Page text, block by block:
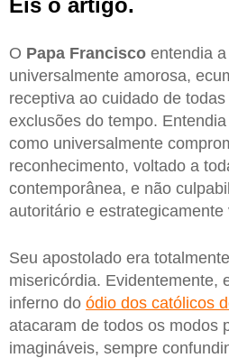
Eis o artigo.
O Papa Francisco entendia
universalmente amorosa,
receptiva ao cuidado de
exclusões do tempo.
como universalmente
reconhecimento, voltado a
contemporânea, e não
autoritário e estrategicamente
Seu apostolado era
misericórdia. Evidentemente,
inferno do ódio dos católicos
atacaram de todos os modos
imagináveis, sempre